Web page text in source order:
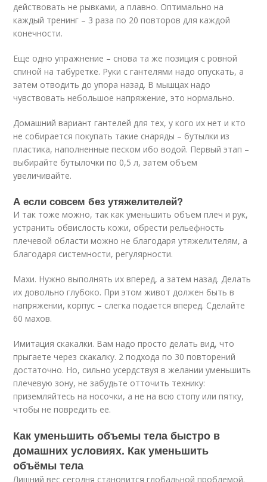
действовать не рывками, а плавно. Оптимально на
каждый тренинг – 3 раза по 20 повторов для каждой
конечности.
Еще одно упражнение – снова та же позиция с ровной
спиной на табуретке. Руки с гантелями надо опускать, а
затем отводить до упора назад. В мышцах надо
чувствовать небольшое напряжение, это нормально.
Домашний вариант гантелей для тех, у кого их нет и кто
не собирается покупать такие снаряды – бутылки из
пластика, наполненные песком ибо водой. Первый этап –
выбирайте бутылочки по 0,5 л, затем объем
увеличивайте.
А если совсем без утяжелителей?
И так тоже можно, так как уменьшить объем плеч и рук,
устранить обвислость кожи, обрести рельефность
плечевой области можно не благодаря утяжелителям, а
благодаря системности, регулярности.
Махи. Нужно выполнять их вперед, а затем назад. Делать
их довольно глубоко. При этом живот должен быть в
напряжении, корпус – слегка подается вперед. Сделайте
60 махов.
Имитация скакалки. Вам надо просто делать вид, что
прыгаете через скакалку. 2 подхода по 30 повторений
достаточно. Но, сильно усердствуя в желании уменьшить
плечевую зону, не забудьте отточить технику:
приземляйтесь на носочки, а не на всю стопу или пятку,
чтобы не повредить ее.
Как уменьшить объемы тела быстро в
домашних условиях. Как уменьшить
объёмы тела
Лишний вес сегодня становится глобальной проблемой.